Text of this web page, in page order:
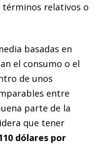
términos relativos o
basadas en
el consumo o el
de unos
entre
parte de la
que tener
dólares por